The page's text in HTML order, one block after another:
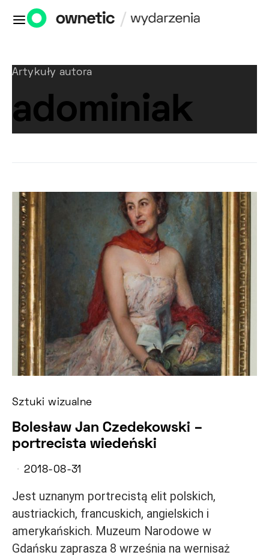
Artykuły autora
adominiak
Sztuki wizualne
Bolesław Jan Czedekowski –
portrecista wiedeński
2018-08-31
Jest uznanym portrecistą elit polskich,
austriackich, francuskich, angielskich i
amerykańskich. Muzeum Narodowe w
Gdańsku zaprasza 8 września na wernisaż